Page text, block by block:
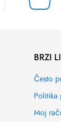
BRZI
Često
Politika
Moj